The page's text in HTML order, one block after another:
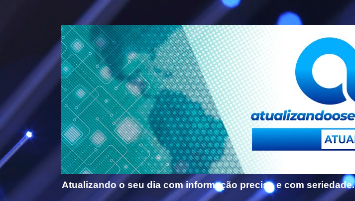
Atualizando o seu dia com informação precisa e com seriedade.